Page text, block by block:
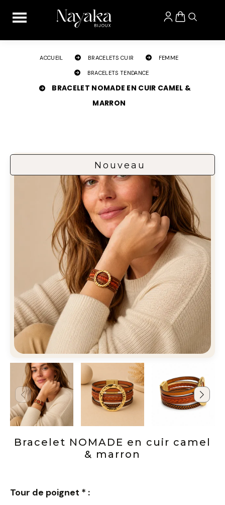
ACCUEIL BRACELETS CUIR FEMME
BRACELETS TENDANCE
BRACELET NOMADE EN CUIR CAMEL &
MARRON
Nouveau
Bracelet NOMADE en cuir camel
& marron
Tour de poignet * :